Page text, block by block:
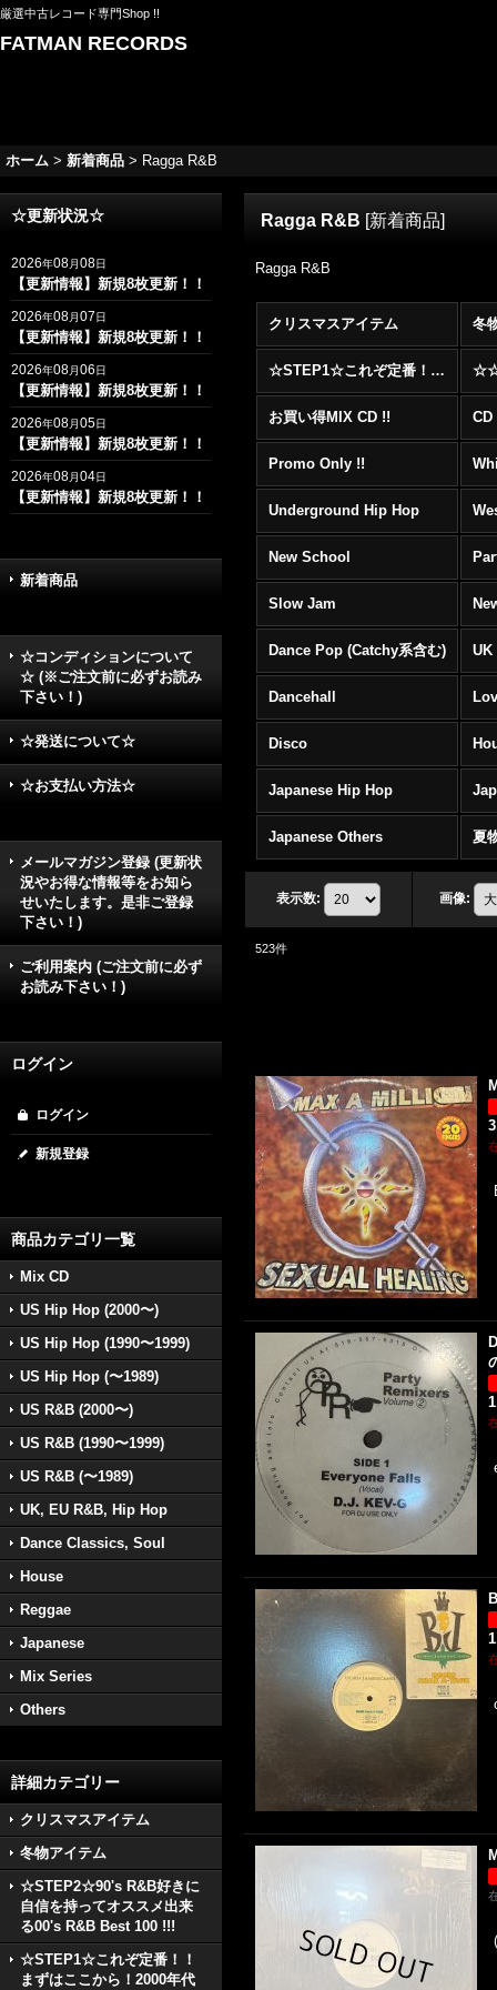
厳選中古レコード専門Shop !!
FATMAN RECORDS
ホーム > 新着商品 > Ragga R&B
☆更新状況☆
2026年08月08日
【更新情報】新規8枚更新！！
2026年08月07日
【更新情報】新規8枚更新！！
2026年08月06日
【更新情報】新規8枚更新！！
2026年08月05日
【更新情報】新規8枚更新！！
2026年08月04日
【更新情報】新規8枚更新！！
新着商品
☆コンディションについて
☆ (※ご注文前に必ずお読み
下さい！)
☆発送について☆
☆お支払い方法☆
メールマガジン登録 (更新状
況やお得な情報等をお知ら
せいたします。是非ご登録
下さい！)
ご利用案内 (ご注文前に必ず
お読み下さい！)
ログイン
ログイン
新規登録
商品カテゴリ一覧
Mix CD
US Hip Hop (2000〜)
US Hip Hop (1990〜1999)
US Hip Hop (〜1989)
US R&B (2000〜)
US R&B (1990〜1999)
US R&B (〜1989)
UK, EU R&B, Hip Hop
Dance Classics, Soul
House
Reggae
Japanese
Mix Series
Others
詳細カテゴリー
クリスマスアイテム
冬物アイテム
☆STEP2☆90's R&B好きに
自信を持ってオススメ出来
る00's R&B Best 100 !!!
☆STEP1☆これぞ定番！！
まずはここから！2000年代
Ragga R&B [新着商品]
Ragga R&B
クリスマスアイテム 冬
☆STEP1☆これぞ定番！！まずはここから！2000年代R&BフロアヒットBest 100 !!!
お買い得MIX CD !!
Promo Only !!
Underground Hip Hop
New School
Slow Jam
Dance Pop (Catchy系含む) UK
Dancehall
Disco
Japanese Hip Hop
Japanese Others 夏
表示数: 画像:
523件